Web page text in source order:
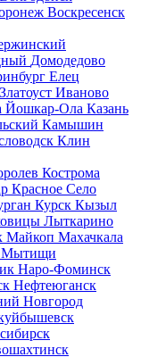
Воскресенск
Домодедово
Елец
Златоуст Иваново
Йошкар-Ола Казань
Камышин
Клин
Кострома
Красное Село
Курск Кызыл
Лыткарино
Майкоп Махачкала
Мытищи
Наро-Фоминск
Нефтеюганск
Новгород